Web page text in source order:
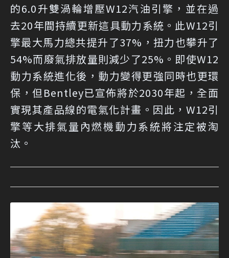
的6.0升雙渦輪增壓W12汽油引擎，並在過
去20年間持續更新這具動力系統。此W12引
擎最大馬力總共提升了37%，扭力也攀升了
54%而廢氣排放量則減少了25%。即使W12
動力系統進化後，動力變得更強同時也更環
保，但Bentley已宣佈將於2030年起，全面
實現其產品線的電氣化計畫。因此，W12引
擎等大排氣量內燃機動力系統將注定被淘
汰。